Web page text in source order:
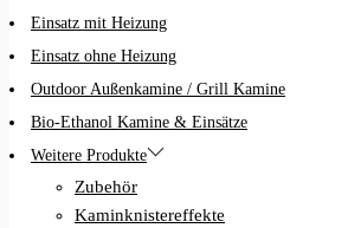
Einsatz mit Heizung
Einsatz ohne Heizung
Outdoor Außenkamine / Grill Kamine
Bio-Ethanol Kamine & Einsätze
Weitere Produkte
Zubehör
Kaminknistereffekte